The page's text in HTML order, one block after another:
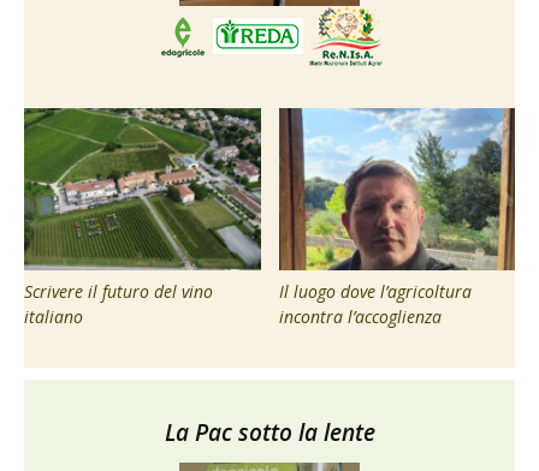
Scrivere il futuro del vino
italiano
Il luogo dove l’agricoltura
incontra l’accoglienza
La Pac sotto la lente